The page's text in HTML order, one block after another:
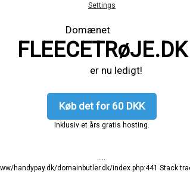
Settings
Domænet
FLEECETRøJE.DK
er nu ledigt!
Køb det for 60 DKK
Inklusiv et års gratis hosting.
handypay.dk/domainbutler.dk/index.php:441 Stack